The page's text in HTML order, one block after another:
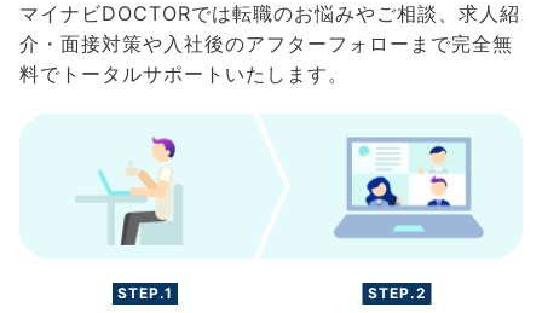
マイナビDOCTORでは転職のお悩みやご相談、求人紹
介・面接対策や入社後のアフターフォローまで完全無
料でトータルサポートいたします。
STEP.1 STEP.2